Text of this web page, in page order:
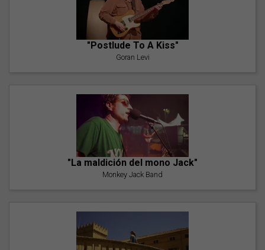
"Postlude To A Kiss"
Goran Levi
"La maldición del mono Jack"
Monkey Jack Band